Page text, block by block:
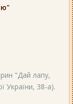
"Дай лапу,
України, 38-а).